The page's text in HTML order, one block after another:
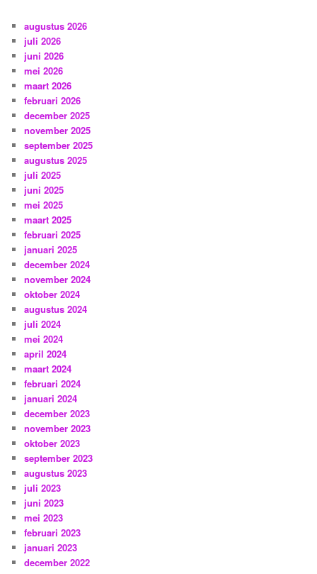
augustus 2026
juli 2026
juni 2026
mei 2026
maart 2026
februari 2026
december 2025
november 2025
september 2025
augustus 2025
juli 2025
juni 2025
mei 2025
maart 2025
februari 2025
januari 2025
december 2024
november 2024
oktober 2024
augustus 2024
juli 2024
mei 2024
april 2024
maart 2024
februari 2024
januari 2024
december 2023
november 2023
oktober 2023
september 2023
augustus 2023
juli 2023
juni 2023
mei 2023
februari 2023
januari 2023
december 2022